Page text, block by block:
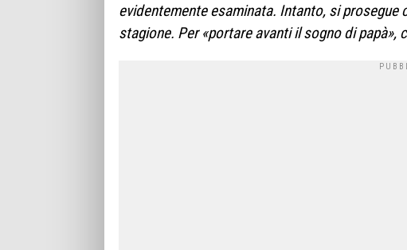
evidentemente esaminata. Intanto, si
stagione. Per «portare avanti il sogno di papà»,